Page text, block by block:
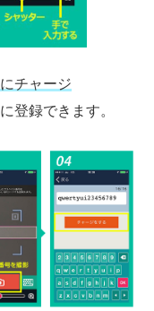
チャージ
登録できます。